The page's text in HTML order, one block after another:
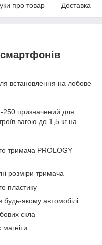
про товар Доставка
встановлення на лобове
250 призначений для
вагою до 1,5 кг на
тримача PROLOGY
розміри тримача
пластику
будь-якому автомобілі
скла